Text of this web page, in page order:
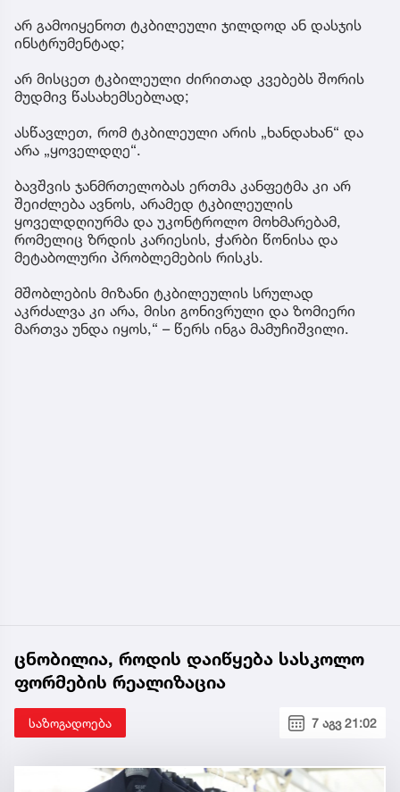
არ გამოიყენოთ ტკბილეული ჯილდოდ ან დასჯის
ინსტრუმენტად;
არ მისცეთ ტკბილეული ძირითად კვებებს შორის
მუდმივ წასახემსებლად;
ასწავლეთ, რომ ტკბილეული არის „ხანდახან“ და
არა „ყოველდღე“.
ბავშვის ჯანმრთელობას ერთმა კანფეტმა კი არ
შეიძლება ავნოს, არამედ ტკბილეულის
ყოველდღიურმა და უკონტროლო მოხმარებამ,
რომელიც ზრდის კარიესის, ჭარბი წონისა და
მეტაბოლური პრობლემების რისკს.
მშობლების მიზანი ტკბილეულის სრულად
აკრძალვა კი არა, მისი გონივრული და ზომიერი
მართვა უნდა იყოს,“ – წერს ინგა მამუჩიშვილი.
ცნობილია, როდის დაიწყება სასკოლო
ფორმების რეალიზაცია
საზოგადოება 7 აგვ 21:02